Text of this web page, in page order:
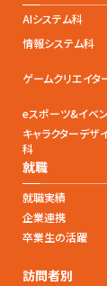
AIシステム科
情報システム科
ゲームクリエイタ
eスポーツ&イベ
キャラクターデザ
科
就職
就職実績
企業連携
卒業生の活躍
訪問者別